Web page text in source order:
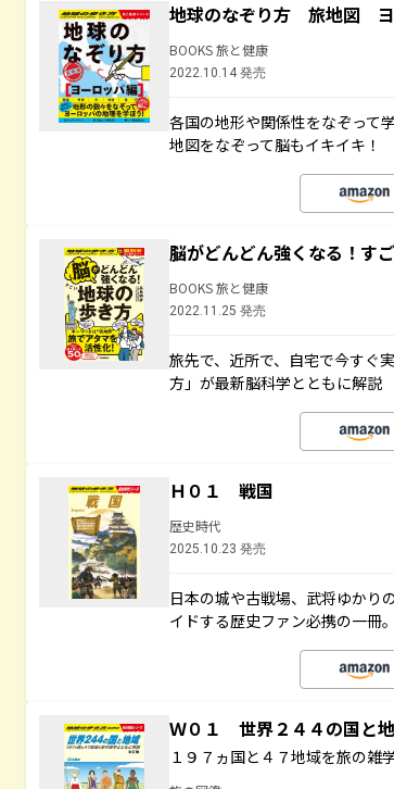
地球のなぞり方 旅地図 ヨ
BOOKS 旅と健康
2022.10.14 発売
各国の地形や関係性をなぞって
地図をなぞって脳もイキイキ！
脳がどんどん強くなる！す
BOOKS 旅と健康
2022.11.25 発売
旅先で、近所で、自宅で今すぐ
方」が最新脳科学とともに解説
Ｈ０１ 戦国
歴史時代
2025.10.23 発売
日本の城や古戦場、武将ゆかり
イドする歴史ファン必携の一冊。
Ｗ０１ 世界２４４の国と
１９７ヵ国と４７地域を旅の雑